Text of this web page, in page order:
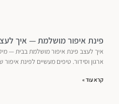
פינת איפור מושלמת — איך
איך לעצב פינת איפור מושלמת בבית —
ארגון וסידור. טיפים מעשיים לפינת
קרא עוד »